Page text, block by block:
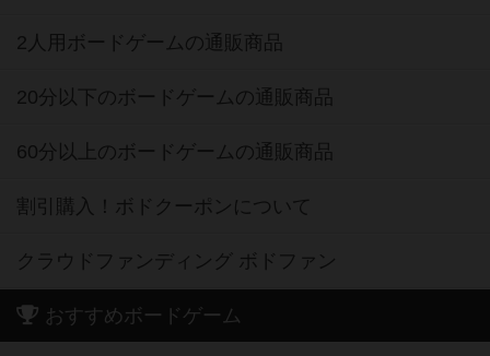
2人用ボードゲームの通販商品
20分以下のボードゲームの通販商品
60分以上のボードゲームの通販商品
割引購入！ボドクーポンについて
クラウドファンディング ボドファン
おすすめボードゲーム